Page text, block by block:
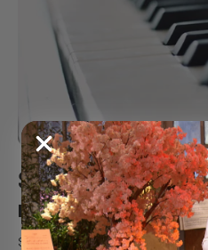
Sam Alfred : le
révolutionne le
Sam Alfred : le pianiste qui